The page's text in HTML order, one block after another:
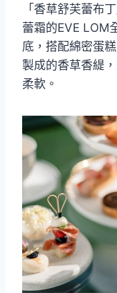
「香草舒芙蕾布
蕾霜的EVE LOM
底，搭配綿密蛋
製成的香草香緹
柔軟。